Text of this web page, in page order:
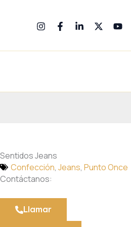
Sentidos Jeans
Confección, Jeans, Punto Once
Contáctanos:
Llamar